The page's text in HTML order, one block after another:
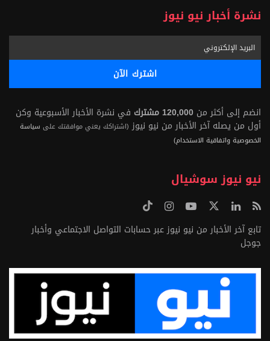
نشرة أخبار نيو نيوز
انضم إلى أكثر من 120,000 مشترك
في نشرة الأخبار الأسبوعية وكن
أول من يصله آخر الأخبار من نيو نيوز (اشتراكك يعني موافقتك على سياسة
الخصوصية واتفاقية الاستخدام)
نيو نيوز سوشيال
تابع آخر الأخبار من نيو نيوز عبر حسابات التواصل الاجتماعي وأخبار
جوجل